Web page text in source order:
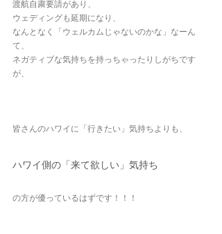
渡航自粛要請があり、
ウェディングも延期になり、
なんとなく「ウェルカムじゃないのかな」なーん
て、
ネガティブな気持ちを持っちゃったりしがちです
が、
皆さんのハワイに「行きたい」気持ちよりも、
ハワイ側の「来て欲しい」気持ち
の方が優っているはずです！！！